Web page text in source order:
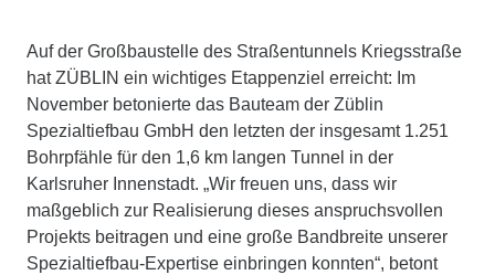
Auf der Großbaustelle des Straßentunnels Kriegsstraße
hat ZÜBLIN ein wichtiges Etappenziel erreicht: Im
November betonierte das Bauteam der Züblin
Spezialtiefbau GmbH den letzten der insgesamt 1.251
Bohrpfähle für den 1,6 km langen Tunnel in der
Karlsruher Innenstadt. „Wir freuen uns, dass wir
maßgeblich zur Realisierung dieses anspruchsvollen
Projekts beitragen und eine große Bandbreite unserer
Spezialtiefbau-Expertise einbringen konnten“, betont